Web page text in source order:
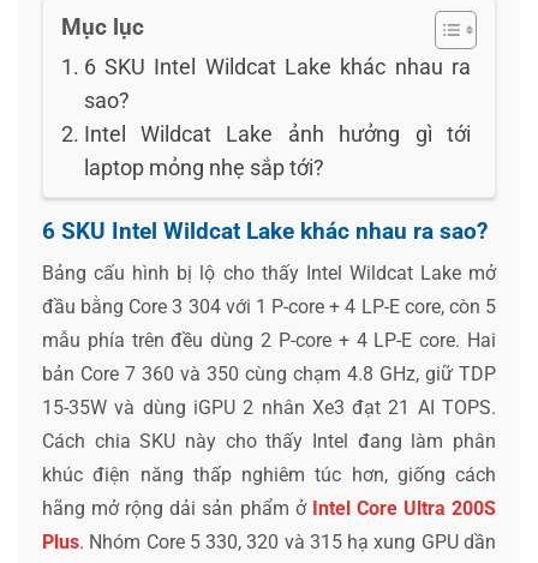
Mục lục
6 SKU Intel Wildcat Lake khác nhau ra
sao?
Intel Wildcat Lake ảnh hưởng gì tới
laptop mỏng nhẹ sắp tới?
6 SKU Intel Wildcat Lake khác nhau ra sao?
Bảng cấu hình bị lộ cho thấy Intel Wildcat Lake mở
đầu bằng Core 3 304 với 1 P-core + 4 LP-E core, còn 5
mẫu phía trên đều dùng 2 P-core + 4 LP-E core. Hai
bản Core 7 360 và 350 cùng chạm 4.8 GHz, giữ TDP
15-35W và dùng iGPU 2 nhân Xe3 đạt 21 AI TOPS.
Cách chia SKU này cho thấy Intel đang làm phân
khúc điện năng thấp nghiêm túc hơn, giống cách
hãng mở rộng dải sản phẩm ở Intel Core Ultra 200S
Plus. Nhóm Core 5 330, 320 và 315 hạ xung GPU dần